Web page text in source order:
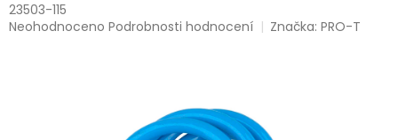
23503-115
Průměrné
Neohodnoceno Podrobnosti hodnocení Značka:PRO-T